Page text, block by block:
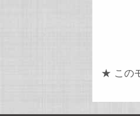
★ この